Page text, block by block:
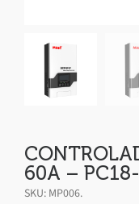
60A –
SKU: MP006.